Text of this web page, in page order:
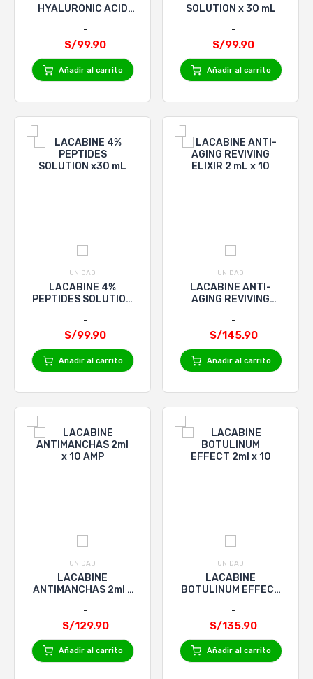
HYALURONIC ACID
S/99.90
Añadir al carrito
SOLUTION x 30 mL
S/99.90
Añadir al carrito
UNIDAD
LACABINE 4%
PEPTIDES SOLUTION
S/99.90
Añadir al carrito
UNIDAD
LACABINE ANTI-
AGING REVIVING
S/145.90
Añadir al carrito
UNIDAD
LACABINE
ANTIMANCHAS 2ml x
S/129.90
Añadir al carrito
UNIDAD
LACABINE
BOTULINUM EFFECT
S/135.90
Añadir al carrito